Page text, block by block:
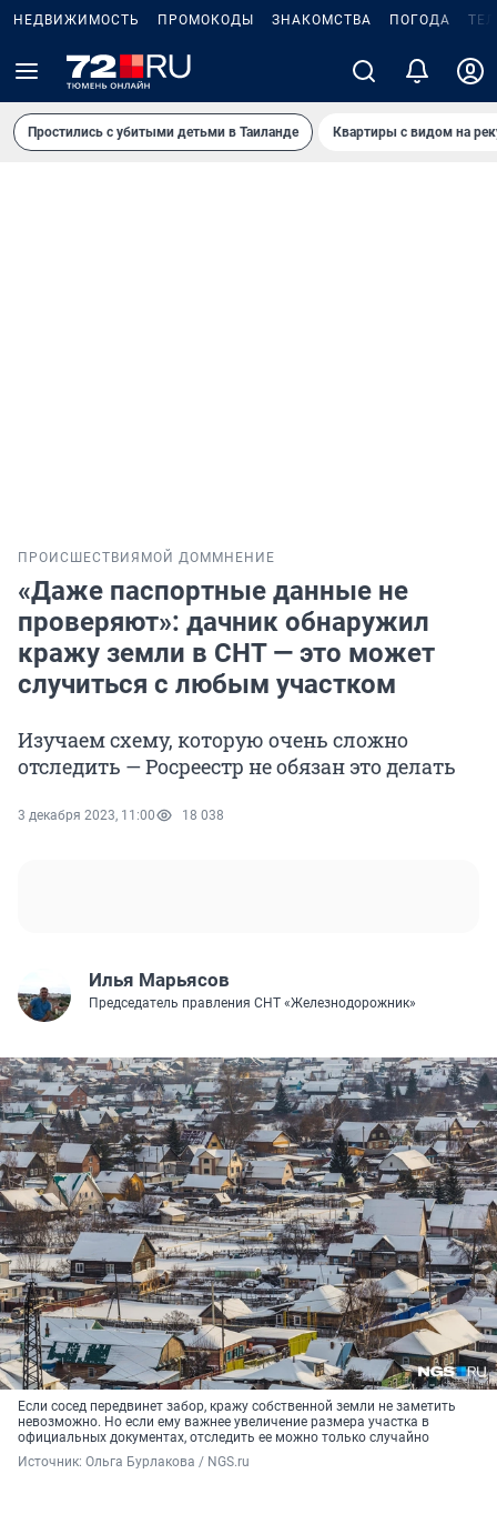
НЕДВИЖИМОСТЬ ПРОМОКОДЫ ЗНАКОМСТВА ПОГОДА
Простились с убитыми детьми в Таиланде Квартиры с видом на
ПРОИСШЕСТВИЯ МОЙ ДОМ МНЕНИЕ
«Даже паспортные данные не
проверяют»: дачник обнаружил
кражу земли в СНТ — это может
случиться с любым участком
Изучаем схему, которую очень сложно
отследить — Росреестр не обязан это делать
3 декабря 2023, 11:00 18 038
Илья Марьясов
Председатель правления СНТ «Железнодорожник»
Если сосед передвинет забор, кражу собственной земли не заметить
невозможно. Но если ему важнее увеличение размера участка в
официальных документах, отследить ее можно только случайно
Источник: Ольга Бурлакова / NGS.ru